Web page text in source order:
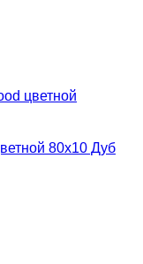
80х10 Дуб